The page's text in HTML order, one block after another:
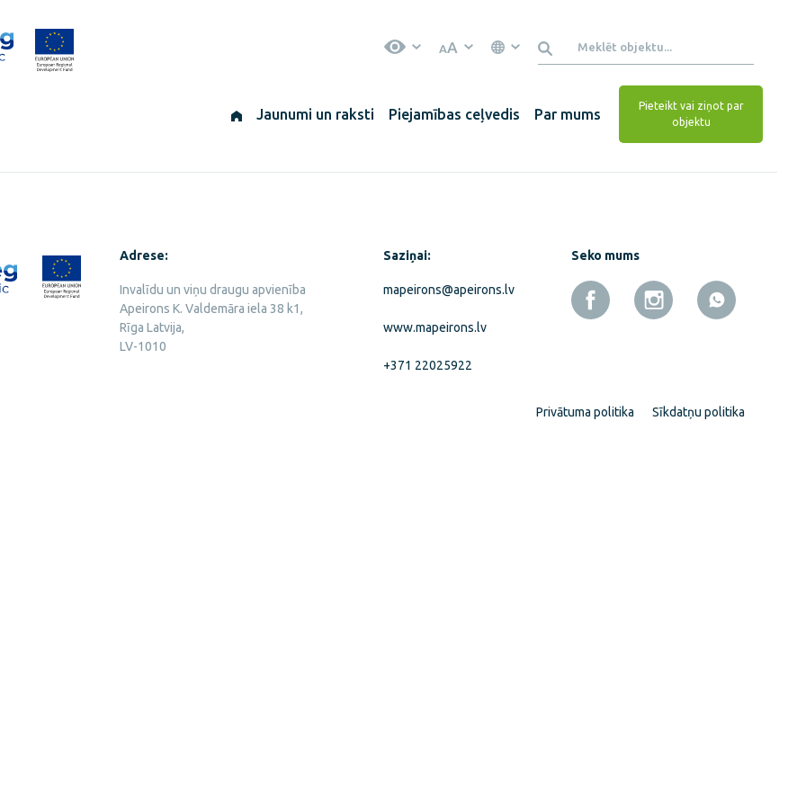
AA
Jaunumi un raksti Piejamības ceļvedis Par mums
Pieteikt vai ziņot par
objektu
Adrese:
Invalīdu un viņu draugu apvienība
Apeirons K. Valdemāra iela 38 k1,
Rīga Latvija,
LV-1010
Saziņai:
mapeirons@apeirons.lv
www.mapeirons.lv
+371 22025922
Seko mums
Privātuma politika Sīkdatņu politika